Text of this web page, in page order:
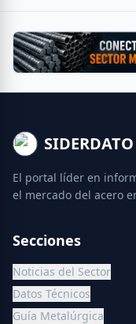
SIDERDATO
El portal líder en
el mercado del acero
Secciones
Noticias del Sector
Datos Técnicos
Guía Metalúrgica